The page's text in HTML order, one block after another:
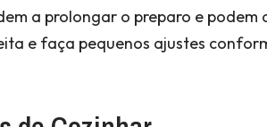
a prolongar o preparo e podem
e faça pequenos ajustes